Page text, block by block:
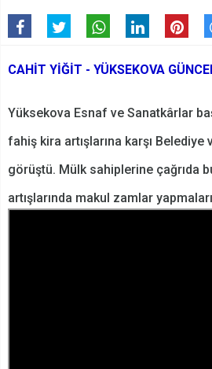
CAHİT YİĞİT - YÜKSEKOVA
Yüksekova Esnaf ve Sanatkârlar
fahiş kira artışlarına karşı
görüştü. Mülk sahiplerine çağrıda
artışlarında makul zamlar